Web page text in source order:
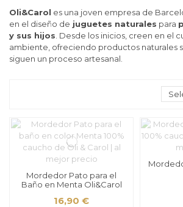
Oli&Carol es una joven empresa de
en el diseño de juguetes naturales para
y sus hijos. Desde los inicios, creen en el
ambiente, ofreciendo productos naturales
siguen un proceso artesanal.
Mordedor Pato para el
Baño en Menta Oli&Carol
16,90 €